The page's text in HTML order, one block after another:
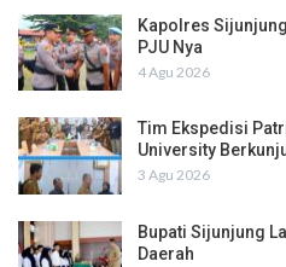
Kapolres
PJU Nya
4 Agu 2026
Tim Ekspedisi
University
3 Agu 2026
Bupati Sijunjung
Daerah